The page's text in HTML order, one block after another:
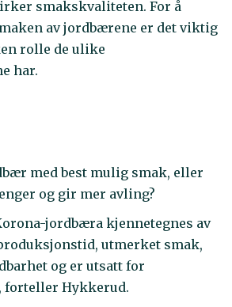
smakskvaliteten. For å
av jordbærene er det viktig
rolle de ulike
har.
med best mulig smak, eller
og gir mer avling?
jordbæra kjennetegnes av
utmerket smak,
og er utsatt for
forteller Hykkerud.